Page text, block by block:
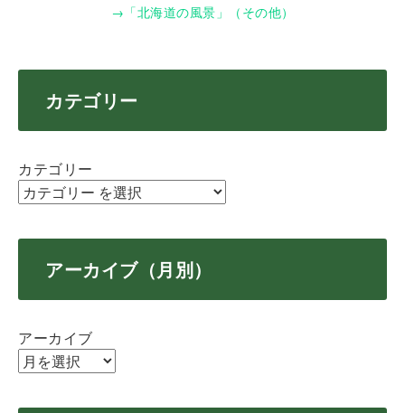
→「北海道の風景」（その他）
カテゴリー
カテゴリー
アーカイブ（月別）
アーカイブ